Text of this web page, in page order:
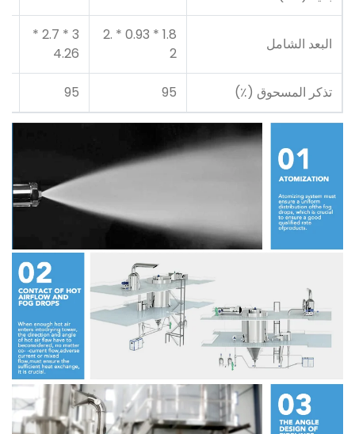
البعد الشامل
1.8 * 0.93 * 2.
2
3 * 2.7 *
4.26
تذكر المسحوق (٪) 95
95